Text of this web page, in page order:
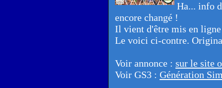
Ha... info
encore changé !
Il vient d'être mis en
Le voici ci-contre.
Voir annonce : sur le site
Voir GS3 : Génération